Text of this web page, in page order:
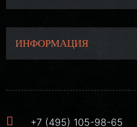
ИНФОРМАЦИЯ
+7 (495) 105-98-65